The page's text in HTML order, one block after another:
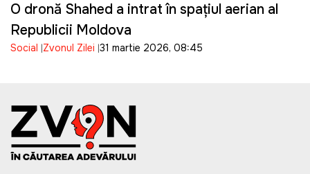
O dronă Shahed a intrat în spațiul aerian al
Republicii Moldova
Social Zvonul Zilei 31 martie 2026, 08:45